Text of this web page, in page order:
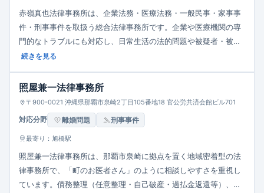
赤嶺真也法律事務所は、企業法務・医療法務・一般民事・家事事
件・刑事事件を取扱う総合法律事務所です。企業や医療機関の専
門的なトラブルにも対応し、日常生活の法的問題や被疑者・被告
人の刑事弁護、被害者参加・示談交渉も扱っています。事務所は
あれば18時以降も対応可能で、アクセス面・相談しやすさにも配
慮しています。
続きを見る
照屋兼一法律事務所
〒900-0021 沖縄県那覇市泉崎2丁目105番地18 官公労共済会館ビル701
対応分野 離婚問題 刑事事件
最寄り：旭橋駅
照屋兼一法律事務所は、那覇市泉崎に拠点を置く地域密着型の法
律事務所で、「町のお医者さん」のように相談しやすさを重視し
ています。債務整理（任意整理・自己破産・過払金返還等）、交